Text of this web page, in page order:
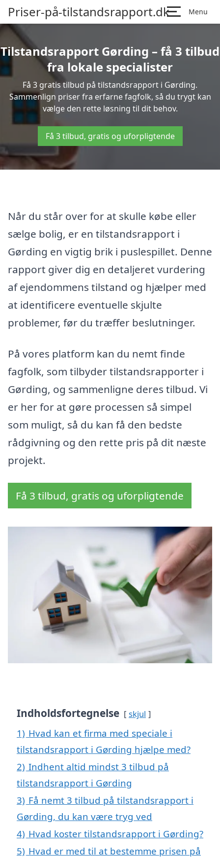
Priser-på-tilstandsrapport.dk Menu
Tilstandsrapport Gørding – få 3 tilbud
fra lokale specialister
Få 3 gratis tilbud på tilstandsrapport i Gørding.
Sammenlign priser fra erfarne fagfolk, så du trygt kan
vælge den rette løsning til dit behov.
Få 3 tilbud, gratis og uforpligtende
Når du står over for at skulle købe eller
sælge bolig, er en tilstandsrapport i
Gørding en vigtig brik i puslespillet. Denne
rapport giver dig en detaljeret vurdering
af ejendommens tilstand og hjælper med
at identificere eventuelle skjulte
problemer, før du træffer beslutninger.
På vores platform kan du nemt finde
fagfolk, som tilbyder tilstandsrapporter i
Gørding, og sammenligne deres tilbud. Vi
er her for at gøre processen så simpel
som muligt, så du kan få den bedste
rådgivning og den rette pris på dit næste
projekt.
Få 3 tilbud, gratis og uforpligtende
Indholdsfortegnelse skjul
1) Hvad kan et firma med speciale i
tilstandsrapport i Gørding hjælpe med?
2) Indhent altid mindst 3 tilbud på
tilstandsrapport i Gørding
3) Få nemt 3 tilbud på tilstandsrapport i
Gørding, du kan være tryg ved
4) Hvad koster tilstandsrapport i Gørding?
5) Hvad er med til at bestemme prisen på